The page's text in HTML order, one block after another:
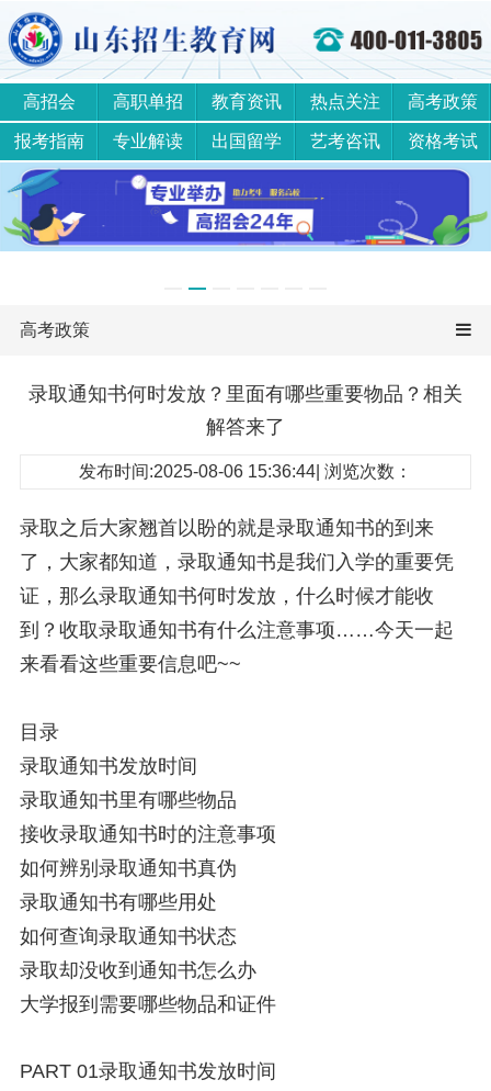
高招会 高职单招 教育资讯 热点关注 高考政策
报考指南 专业解读 出国留学 艺考咨讯 资格考试
高考政策
录取通知书何时发放？里面有哪些重要物品？相关
解答来了
发布时间:2025-08-06 15:36:44| 浏览次数：
录取之后大家翘首以盼的就是录取通知书的到来
了，大家都知道，录取通知书是我们入学的重要凭
证，那么录取通知书何时发放，什么时候才能收
到？收取录取通知书有什么注意事项……今天一起
来看看这些重要信息吧~~
目录
录取通知书发放时间
录取通知书里有哪些物品
接收录取通知书时的注意事项
如何辨别录取通知书真伪
录取通知书有哪些用处
如何查询录取通知书状态
录取却没收到通知书怎么办
大学报到需要哪些物品和证件
PART 01录取通知书发放时间